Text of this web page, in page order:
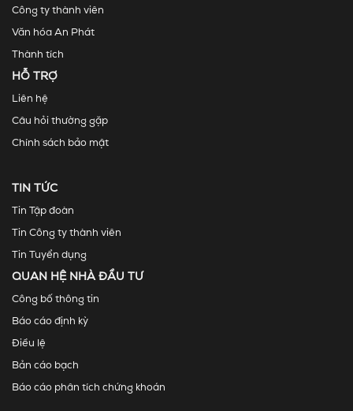
Công ty thành viên
Văn hóa An Phát
Thành tích
HỖ TRỢ
Liên hệ
Câu hỏi thường gặp
Chính sách bảo mật
TIN TỨC
Tin Tập đoàn
Tin Công ty thành viên
Tin Tuyển dụng
QUAN HỆ NHÀ ĐẦU TƯ
Công bố thông tin
Báo cáo định kỳ
Điều lệ
Bản cáo bạch
Báo cáo phân tích chứng khoán